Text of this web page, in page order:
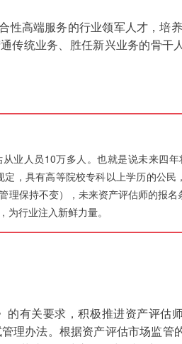
性高端服务的行业领军人才，培
传统业务、胜任新兴业务的骨干
业人员10万多人。也就是说未来四
，具有高等院校专科以上学历的公民
理保持不变），未来资产评估师的报名
行业注入新鲜力量。
有关要求，积极推进资产评估
理办法。根据资产评估市场监管